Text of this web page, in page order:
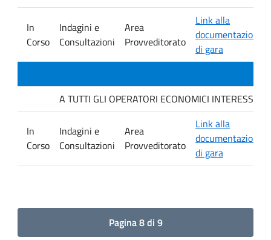
In
Corso
Indagini e
Consultazioni
Area
Provveditorato
Link alla
documentazione
di gara
A TUTTI GLI OPERATORI ECONOMICI
In
Corso
Indagini e
Consultazioni
Area
Provveditorato
Link alla
documentazione
di gara
Pagina 8 di 9